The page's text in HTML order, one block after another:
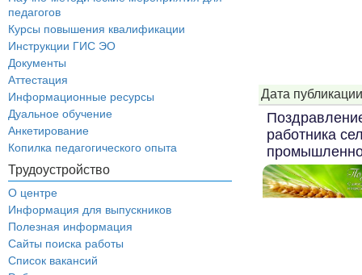
педагогов
Курсы повышения квалификации
Инструкции ГИС ЭО
Документы
Аттестация
Информационные ресурсы
Дуальное обучение
Анкетирование
Копилка педагогического опыта
Трудоустройство
О центре
Информация для выпускников
Полезная информация
Сайты поиска работы
Список вакансий
Дата
работника